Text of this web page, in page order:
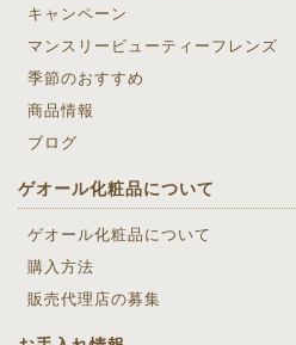
キャンペーン
マンスリービューティーフレンズ
季節のおすすめ
商品情報
ブログ
ゲオール化粧品について
ゲオール化粧品について
購入方法
販売代理店の募集